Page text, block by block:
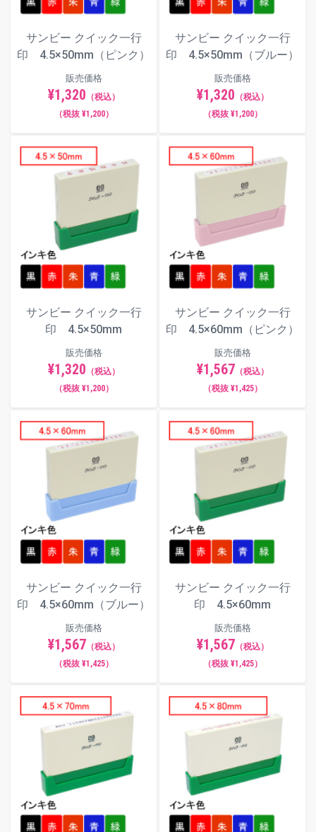
サンビー クイック一行
印 4.5×50mm（ピンク）
販売価格
¥1,320 （税込）
（税抜 ¥1,200）
サンビー クイック一行
印 4.5×50mm（ブルー）
販売価格
¥1,320 （税込）
（税抜 ¥1,200）
サンビー クイック一行
印 4.5×50mm
販売価格
¥1,320 （税込）
（税抜 ¥1,200）
サンビー クイック一行
印 4.5×60mm（ピンク）
販売価格
¥1,567 （税込）
（税抜 ¥1,425）
サンビー クイック一行
印 4.5×60mm（ブルー）
販売価格
¥1,567 （税込）
（税抜 ¥1,425）
サンビー クイック一行
印 4.5×60mm
販売価格
¥1,567 （税込）
（税抜 ¥1,425）